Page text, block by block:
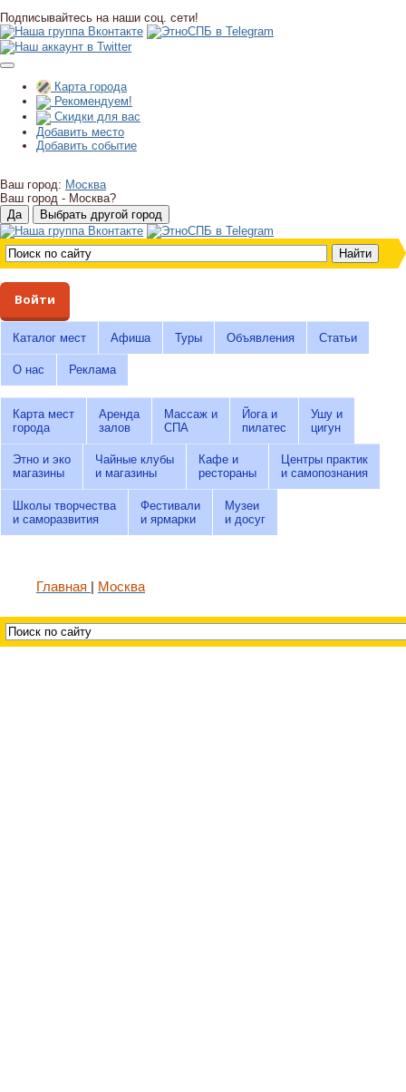
Подписывайтесь на наши соц. сети!
Карта города
Рекомендуем!
Скидки для вас
Добавить место
Добавить событие
Ваш город: Москва
Ваш город - Москва?
Войти
Каталог мест Афиша Туры Объявления Статьи
О нас Реклама
Карта мест
города
Аренда
залов
Массаж и
СПА
Йога и
пилатес
Ушу и
цигун
Этно и эко
магазины
Чайные клубы
и магазины
Кафе и
рестораны
Центры практик
и самопознания
Школы творчества
и саморазвития
Фестивали
и ярмарки
Музеи
и досуг
Главная Москва